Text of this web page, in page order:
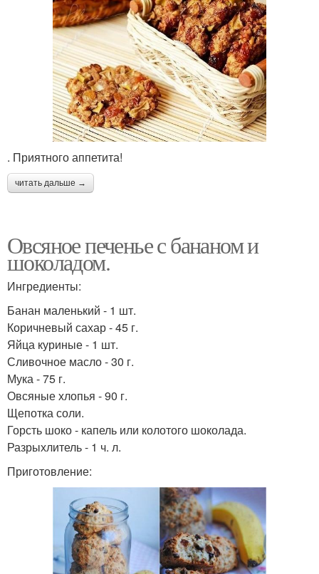
. Приятного аппетита!
читать дальше →
Овсяное печенье с бананом и
шоколадом.
Ингредиенты:
Банан маленький - 1 шт.
Коричневый сахар - 45 г.
Яйца куриные - 1 шт.
Сливочное масло - 30 г.
Мука - 75 г.
Овсяные хлопья - 90 г.
Щепотка соли.
Горсть шоко - капель или колотого шоколада.
Разрыхлитель - 1 ч. л.
Приготовление: